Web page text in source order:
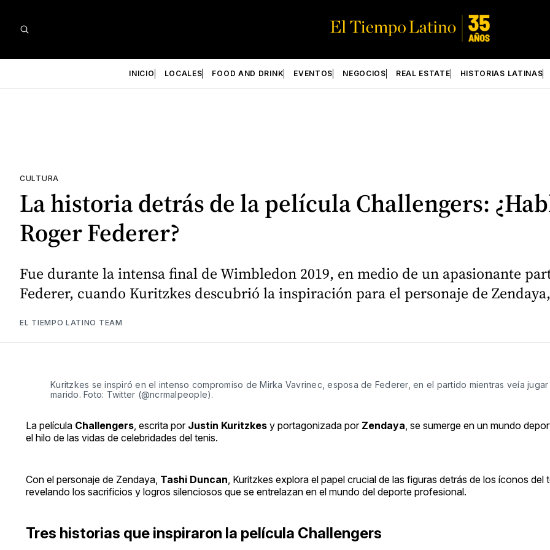
INICIO LOCALES FOOD AND DRINK EVENTOS NEGOCIOS REAL ESTATE HISTORIAS LATINAS
CULTURA
La historia detrás de la película Challengers:
Roger Federer?
Fue durante la intensa final de Wimbledon 2019, en medio de un apasionante
Federer, cuando Kuritzkes descubrió la inspiración para el personaje de
EL TIEMPO LATINO TEAM
Kuritzkes se inspiró en el intenso compromiso de Mirka Vavrinec, esposa de Federer, en el partido mientras veía jugar
marido. Foto: Twitter (@ncrmalpeople).
La película Challengers , escrita por Justin Kuritzkes y portagonizada por Zendaya , se sumerge en un mundo
el hilo de las vidas de celebridades del tenis.
Con el personaje de Zendaya, Tashi Duncan , Kuritzkes explora el papel crucial de las figuras detrás de los íconos del
revelando los sacrificios y logros silenciosos que se entrelazan en el mundo del deporte profesional.
Tres historias que inspiraron la película Challengers